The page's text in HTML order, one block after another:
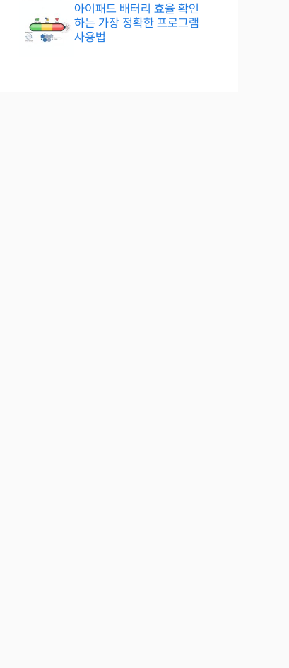
아이패드 배터리 효율 확인
하는 가장 정확한 프로그램
사용법